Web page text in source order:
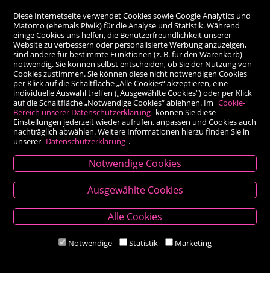
Kontakt
Besold Buch-Papier
Hauptplatz 14, 9300 St. Veit an der Glan
M:bestellung@besold.at
Diese Internetseite verwendet Cookies sowie Google Analytics und
Matomo (ehemals Piwik) für die Analyse und Statistik. Während
einige Cookies uns helfen, die Benutzerfreundlichkeit unserer
Website zu verbessern oder personalisierte Werbung anzuzeigen,
sind andere für bestimmte Funktionen (z. B. für den Warenkorb)
notwendig. Sie können selbst entscheiden, ob Sie der Nutzung von
Cookies zustimmen. Sie können diese nicht notwendigen Cookies
per Klick auf die Schaltfläche „Alle Cookies“ akzeptieren, eine
individuelle Auswahl treffen („Ausgewählte Cookies“) oder per Klick
auf die Schaltfläche „Notwendige Cookies“ ablehnen. Im Cookie-
Bereich unserer Datenschutzerklärung können Sie diese
Einstellungen jederzeit wieder aufrufen, anpassen und Cookies auch
nachträglich abwählen. Weitere Informationen hierzu finden Sie in
unserer Datenschutzerklärung .
Notwendige Cookies
Ausgewählte Cookies
Alle Cookies
Notwendige Statistik Marketing